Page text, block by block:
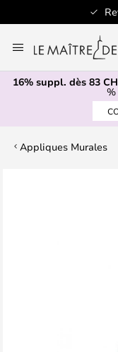
au
contenu
16% suppl. dès 83
%
Appliques Murales